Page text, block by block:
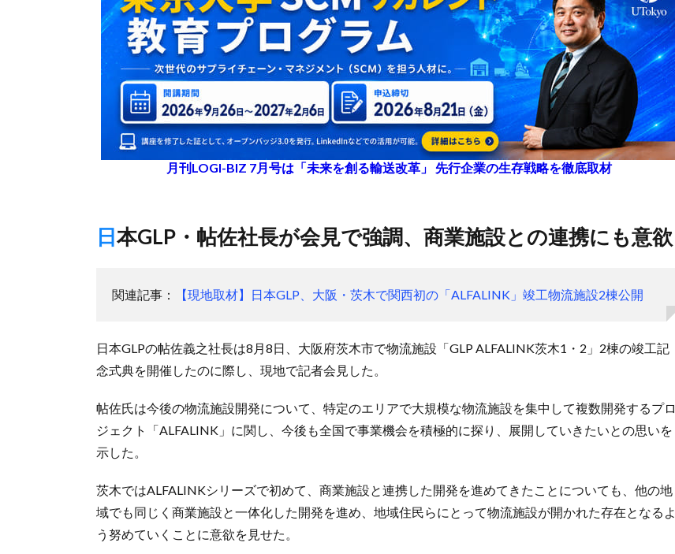
月刊LOGI-BIZ 7月号は「未来を創る輸送改革」 先行企業の生存戦略を徹底取材
日本GLP・帖佐社長が会見で強調、商業施設との連携にも意欲
関連記事： 【現地取材】日本GLP、大阪・茨木で関西初の「ALFALINK」竣工物流施設2棟公開
日本GLPの帖佐義之社長は8月8日、大阪府茨木市で物流施設「GLP ALFALINK茨木1・2」2棟の竣工記
念式典を開催したのに際し、現地で記者会見した。
帖佐氏は今後の物流施設開発について、特定のエリアで大規模な物流施設を集中して複数開発するプロ
ジェクト「ALFALINK」に関し、今後も全国で事業機会を積極的に探り、展開していきたいとの思いを
示した。
茨木ではALFALINKシリーズで初めて、商業施設と連携した開発を進めてきたことについても、他の地
域でも同じく商業施設と一体化した開発を進め、地域住民らにとって物流施設が開かれた存在となるよ
う努めていくことに意欲を見せた。